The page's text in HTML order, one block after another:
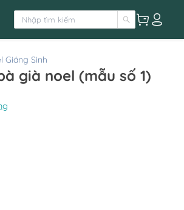
Giáng Sinh
già noel (mẫu số 1)